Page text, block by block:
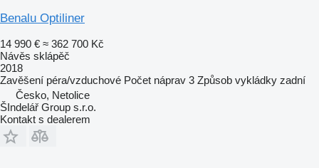
Benalu Optiliner
14 990 € ≈ 362 700 Kč
Návěs sklápěč
2018
Zavěšení péra/vzduchové Počet náprav 3 Způsob vykládky zadní
Česko, Netolice
ŠIndelář Group s.r.o.
Kontakt s dealerem